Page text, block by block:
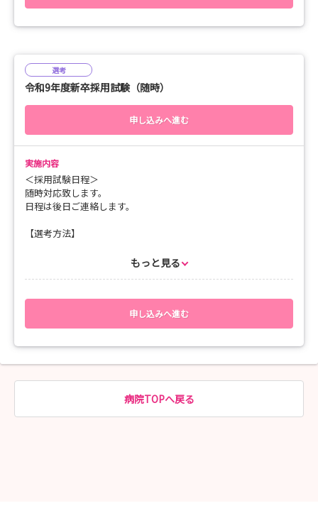
【応募書類】
〒981-0503 宮城県東松島市矢本字鹿石前１０９－４
医療法人医徳会 真壁病院 職員支援部 宮本宛
TEL 0225-82-4917
e-mail saiyomakabe@itokukai.or.jp
医療法人医徳会 真壁病院
職員支援部 宮本までご連絡ください。
TEL 0225-82-4917(直通)
選考
令和9年度新卒採用試験（随時）
申し込みへ進む
実施内容
＜採用試験日程＞
随時対応致します。
日程は後日ご連絡します。
【選考方法】
〒981-0503 宮城県東松島市矢本字鹿石前１０９－４
e-mail saiyomakabe@itokukai.or.jp
医療法人医徳会 真壁病院
職員支援部 宮本までご連絡ください。
もっと見る
申し込みへ進む
病院TOPへ戻る